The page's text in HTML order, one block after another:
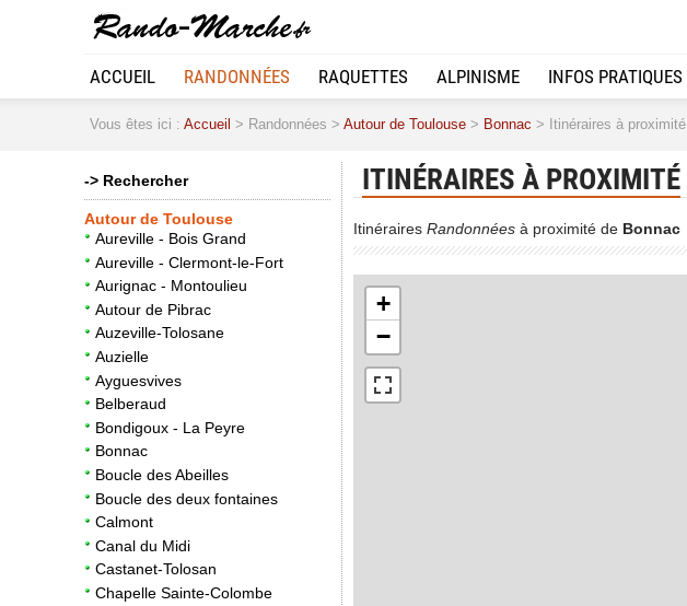
ACCUEIL RANDONNÉES RAQUETTES ALPINISME INFOS PRATIQUES
Vous êtes ici : Accueil > Randonnées > Autour de Toulouse > Bonnac > Itinéraires à proximité
-> Rechercher
Autour de Toulouse
Aureville - Bois Grand
Aureville - Clermont-le-Fort
Aurignac - Montoulieu
Autour de Pibrac
Auzeville-Tolosane
Auzielle
Ayguesvives
Belberaud
Bondigoux - La Peyre
Bonnac
Boucle des Abeilles
Boucle des deux fontaines
Calmont
Canal du Midi
Castanet-Tolosan
Chapelle Sainte-Colombe
ITINÉRAIRES À PROXIMITÉ
Itinéraires Randonnées à proximité de Bonnac
+
−